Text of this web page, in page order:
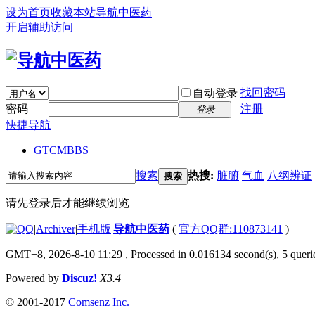
设为首页收藏本站导航中医药
开启辅助访问
自动登录 找回密码
密码
登录
注册
快捷导航
GTCMBBS
搜索 搜索 热搜: 脏腑 气血 八纲辨证
请先登录后才能继续浏览
|Archiver|手机版|导航中医药 ( 官方QQ群:110873141 )
GMT+8, 2026-8-10 11:29 , Processed in 0.016134 second(s), 5
Powered by Discuz! X3.4
© 2001-2017 Comsenz Inc.